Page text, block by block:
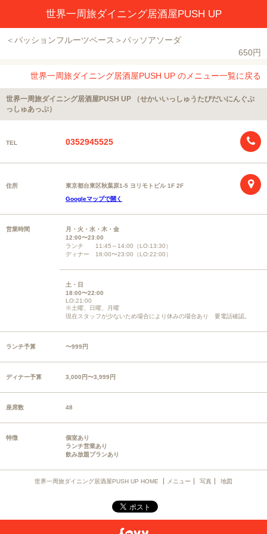
世界一周旅ダイニング居酒屋PUSH UP
＜パッションフルーツベース＞パッソアソーダ
650円
世界一周旅ダイニング居酒屋PUSH UP のメニュー一覧に戻る
世界一周旅ダイニング居酒屋PUSH UP （せかいいっしゅうたびだいにんぐぷ
っしゅあっぷ）
TEL 0352945525
住所
東京都台東区秋葉原1-5 ヨリモトビル 1F 2F
Googleマップで開く
営業時間
月・火・水・木・金
12:00〜23:00
ランチ 11:45～14:00（LO:13:30）
ディナー 18:00〜23:00（LO:22:00）
土・日
18:00〜22:00
LO:21:00
※土曜、日曜、月曜
現在スタッフが少ないため場合により休みの場合あり 要電話確認。
ランチ予算 〜999円
ディナー予算 3,000円〜3,999円
座席数 48
特徴
個室あり
ランチ営業あり
飲み放題プランあり
世界一周旅ダイニング居酒屋PUSH UP HOME メニュー 写真 地図